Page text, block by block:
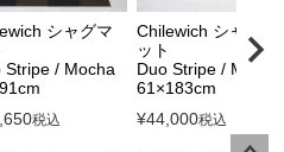
シャグマ
Stripe / Mocha
税込
Chilewich シャグマ
ット
Duo Stripe / Mocha
61×183cm
¥44,000税込